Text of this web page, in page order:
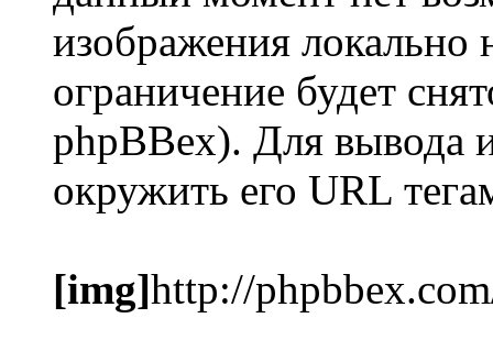
изображения локально
ограничение будет
phpBBex). Для вывода
окружить его URL
[img]http://